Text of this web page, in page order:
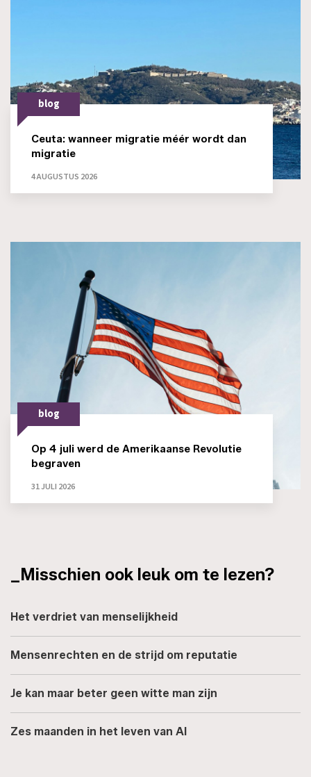
blog
Ceuta: wanneer migratie méér wordt dan
migratie
4 AUGUSTUS 2026
blog
Op 4 juli werd de Amerikaanse Revolutie
begraven
31 JULI 2026
_Misschien ook leuk om te lezen?
Het verdriet van menselijkheid
Mensenrechten en de strijd om reputatie
Je kan maar beter geen witte man zijn
Zes maanden in het leven van AI